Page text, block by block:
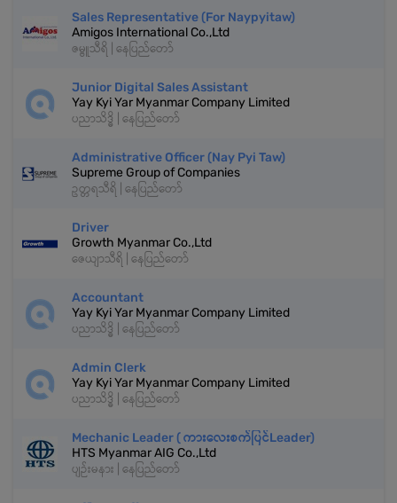
Sales Representative (For Naypyitaw)
Amigos International Co.,Ltd
ဇမ္ဗူသီရိ | နေပြည်တော်
Junior Digital Sales Assistant
Yay Kyi Yar Myanmar Company Limited
ပညာသိဒ္ဓိ | နေပြည်တော်
Administrative Officer (Nay Pyi Taw)
Supreme Group of Companies
ဥတ္တရသီရိ | နေပြည်တော်
Driver
Growth Myanmar Co.,Ltd
ဇေယျာသီရိ | နေပြည်တော်
Accountant
Yay Kyi Yar Myanmar Company Limited
ပညာသိဒ္ဓိ | နေပြည်တော်
Admin Clerk
Yay Kyi Yar Myanmar Company Limited
ပညာသိဒ္ဓိ | နေပြည်တော်
Mechanic Leader ( ကားလေးစက်ပြင်Leader)
HTS Myanmar AIG Co.,Ltd
ပျဉ်းမနား | နေပြည်တော်